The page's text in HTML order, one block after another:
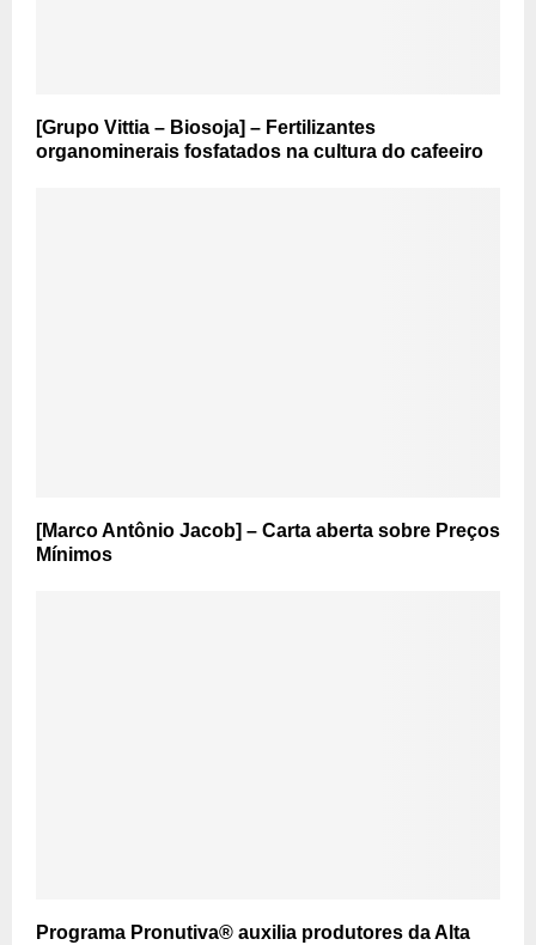
[Grupo Vittia – Biosoja] – Fertilizantes
organominerais fosfatados na cultura do cafeeiro
[Marco Antônio Jacob] – Carta aberta sobre Preços
Mínimos
Programa Pronutiva® auxilia produtores da Alta